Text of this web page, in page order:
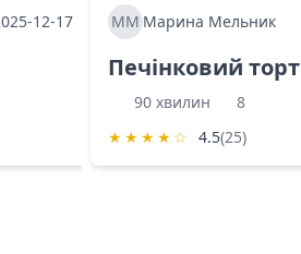
12-17 МММарина Мельник
Печінковий торт
90 хвилин
8
★ ★ ★ ★ ☆ 4.5(25)